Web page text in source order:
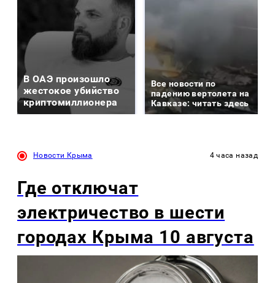
В ОАЭ произошло
жестокое убийство
криптомиллионера
Все новости по
падению вертолета на
Кавказе: читать здесь
Новости Крыма 4 часа назад
Где отключат
электричество в шести
городах Крыма 10 августа